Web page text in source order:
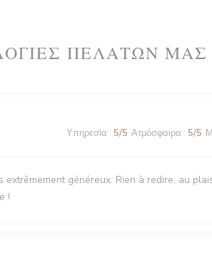
ΠΕΛΑΤΏΝ ΜΑΣ
Υπηρεσία : 5/5 Ατμόσφαιρα : 5/5
généreux. Rien à redire, au
!